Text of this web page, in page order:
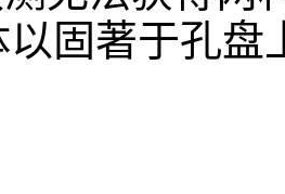
以固著于孔